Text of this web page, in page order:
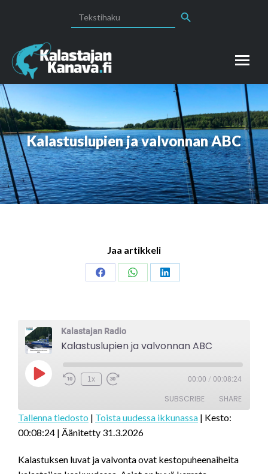
for:
Kalastuslupien ja valvonnan ABC
Jaa artikkeli
Share
Share
Share
Kalastajan Radio
Kalastuslupien ja valvonnan ABC
Play
Episode
1x 00:00 / 00:08:24
SUBSCRIBE SHARE
SHARE
LINK
Tallenna tiedosto | Toista uudessa ikkunassa | Kesto:
00:08:24 | Äänitetty 31.3.2026
Kalastuksen luvat ja valvonta ovat kestopuheenaiheita